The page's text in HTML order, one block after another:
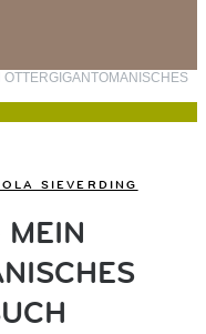
OTTERGIGANTOMANISCHES
SIEVERDING